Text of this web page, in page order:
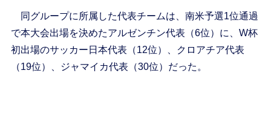
同グループに所属した代表チームは、南米予選1位通過
で本大会出場を決めたアルゼンチン代表（6位）に、W杯
初出場のサッカー日本代表（12位）、クロアチア代表
（19位）、ジャマイカ代表（30位）だった。